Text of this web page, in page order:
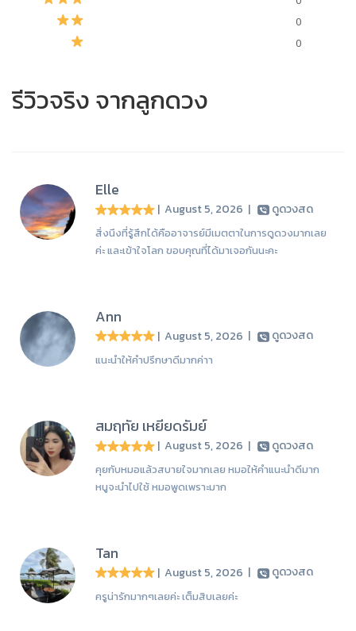
0
0
รีวิวจริง จากลูกดวง
Elle
| August 5, 2026 | ดูดวงสด
สิ่งนึงที่รู้สึกได้คืออาจารย์มีเมตตาในการดูดวงมากเลย
ค่ะ และเข้าใจโลก ขอบคุณที่ได้มาเจอกันนะคะ
Ann
| August 5, 2026 | ดูดวงสด
แนะนำให้คำปรึกษาดีมากค่าา
สมฤทัย เหยียดรัมย์
| August 5, 2026 | ดูดวงสด
คุยกับหมอแล้วสบายใจมากเลย หมอให้คำแนะนำดีมาก
หนูจะนำไปใช้ หมอพูดเพราะมาก
Tan
| August 5, 2026 | ดูดวงสด
ครูน่ารักมากๆเลยค่ะ เต็มสิบเลยค่ะ